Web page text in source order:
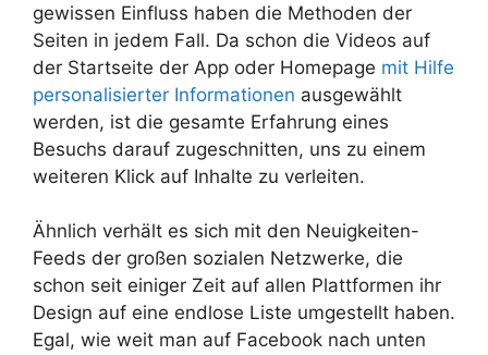
gewissen Einfluss haben die Methoden der
Seiten in jedem Fall. Da schon die Videos auf
der Startseite der App oder Homepage mit Hilfe
personalisierter Informationen ausgewählt
werden, ist die gesamte Erfahrung eines
Besuchs darauf zugeschnitten, uns zu einem
weiteren Klick auf Inhalte zu verleiten.
Ähnlich verhält es sich mit den Neuigkeiten-
Feeds der großen sozialen Netzwerke, die
schon seit einiger Zeit auf allen Plattformen ihr
Design auf eine endlose Liste umgestellt haben.
Egal, wie weit man auf Facebook nach unten